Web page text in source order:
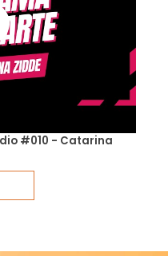
#010 - Catarina